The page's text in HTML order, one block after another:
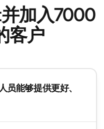
加入7000
客户
能够提供更好、